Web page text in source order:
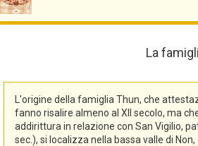
La
L'origine della famiglia Thun, che
fanno risalire almeno al XII secolo, ma
addirittura in relazione con San Vigilio,
sec.), si localizza nella bassa valle di